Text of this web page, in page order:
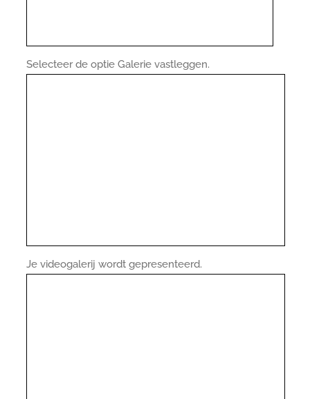
Selecteer de optie Galerie vastleggen.
Je videogalerij wordt gepresenteerd.